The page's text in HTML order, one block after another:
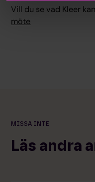
Vill du se vad Kleer
möte
MISSA INTE
Läs andra